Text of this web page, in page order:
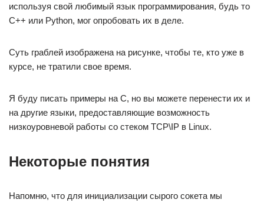
используя свой любимый язык программирования, будь то
C++ или Python, мог опробовать их в деле.
Суть граблей изображена на рисунке, чтобы те, кто уже в
курсе, не тратили свое время.
Я буду писать примеры на С, но вы можете перенести их и
на другие языки, предоставляющие возможность
низкоуровневой работы со стеком TCP\IP в Linux.
Некоторые понятия
Напомню, что для инициализации сырого сокета мы